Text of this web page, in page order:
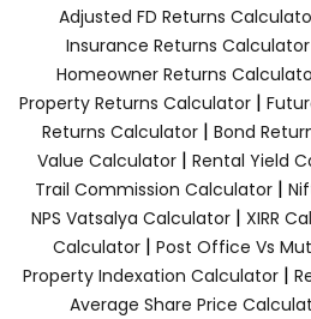
Adjusted FD Returns
Insurance Returns Calculator
Homeowner Returns
Property Returns Calculator |
Returns Calculator | Bond
Value Calculator | Rental Yield
Trail Commission Calculator|
NPS Vatsalya Calculator| XIRR
Calculator| Post Office Vs
Property Indexation Calculator |
Average Share Price